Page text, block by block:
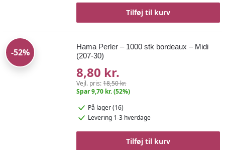
Tilføj til kurv
-52%
Hama Perler – 1000 stk bordeaux – Midi
(207-30)
8,80 kr.
Vejl. pris:18,50 kr.
Spar 9,70 kr. (52%)
På lager (16)
Levering 1-3 hverdage
Tilføj til kurv